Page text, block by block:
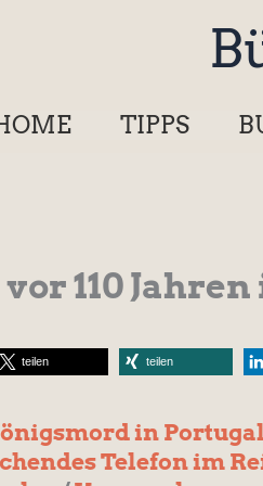
TIPPS
110
teilen teilen
in Portugal
Telefon im